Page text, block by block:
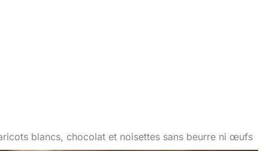
blancs, chocolat et noisettes sans beurre ni œufs